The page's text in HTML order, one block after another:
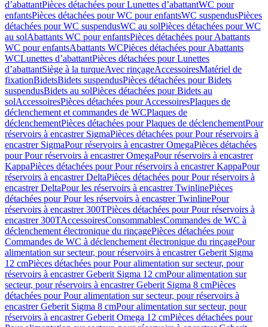
d’abattantPièces détachées pour Lunettes d’abattantWC pour
enfantsPièces détachées pour WC pour enfantsWC suspendusPièces
détachées pour WC suspendusWC au solPièces détachées pour WC
au solAbattants WC pour enfantsPièces détachées pour Abattants
WC pour enfantsAbattants WCPièces détachées pour Abattants
WCLunettes d’abattantPièces détachées pour Lunettes
d’abattantSiège à la turqueAvec rinçageAccessoiresMatériel de
fixationBidetsBidets suspendusPièces détachées pour Bidets
suspendusBidets au solPièces détachées pour Bidets au
solAccessoiresPièces détachées pour AccessoiresPlaques de
déclenchement et commandes de WCPlaques de
déclenchementPièces détachées pour Plaques de déclenchementPour
réservoirs à encastrer SigmaPièces détachées pour Pour réservoirs à
encastrer SigmaPour réservoirs à encastrer OmegaPièces détachées
pour Pour réservoirs à encastrer OmegaPour réservoirs à encastrer
KappaPièces détachées pour Pour réservoirs à encastrer KappaPour
réservoirs à encastrer DeltaPièces détachées pour Pour réservoirs à
encastrer DeltaPour les réservoirs à encastrer TwinlinePièces
détachées pour Pour les réservoirs à encastrer TwinlinePour
réservoirs à encastrer 300TPièces détachées pour Pour réservoirs à
encastrer 300TAccessoiresConsommablesCommandes de WC à
déclenchement électronique du rinçagePièces détachées pour
Commandes de WC à déclenchement électronique du rinçagePour
alimentation sur secteur, pour réservoirs à encastrer Geberit Sigma
12 cmPièces détachées pour Pour alimentation sur secteur, pour
réservoirs à encastrer Geberit Sigma 12 cmPour alimentation sur
secteur, pour réservoirs à encastrer Geberit Sigma 8 cmPièces
détachées pour Pour alimentation sur secteur, pour réservoirs à
encastrer Geberit Sigma 8 cmPour alimentation sur secteur, pour
réservoirs à encastrer Geberit Omega 12 cmPièces détachées pour